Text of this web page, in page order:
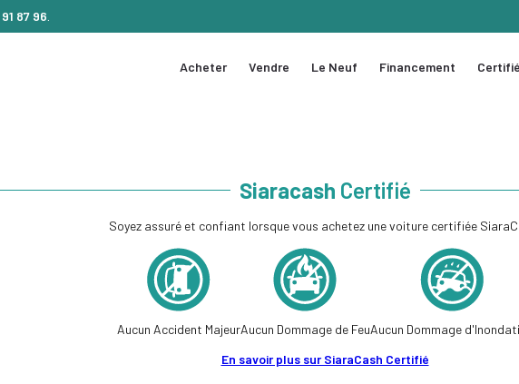
87 96
Acheter Vendre Le Neuf Financement
Siaracash Certifié
Soyez assuré et confiant lorsque vous achetez une voiture certifiée
Aucun Accident MajeurAucun Dommage de FeuAucun Dommage
En savoir plus sur SiaraCash Certifié